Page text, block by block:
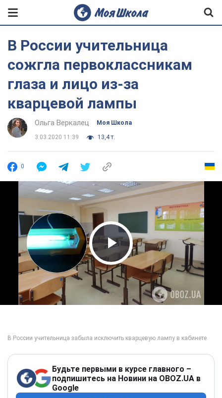
В России учительница
сожгла первоклассникам
глаза и лицо из-за
кварцевой лампы
Ольга Веркалец Моя Школа
3.03.2020 11:39 13,4 т.
0
Play Video
Будьте первыми в курсе главного –
подпишитесь на Новини на OBOZ.UA в
Google